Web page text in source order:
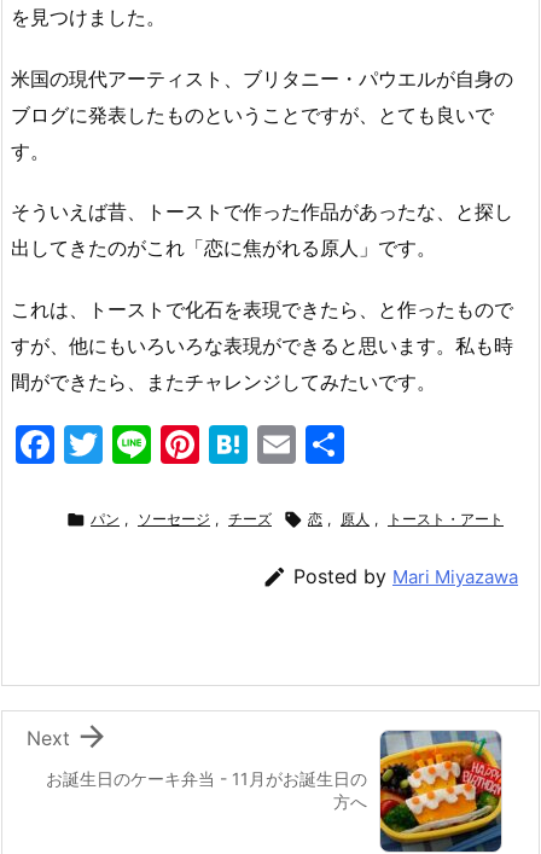
を見つけました。
米国の現代アーティスト、ブリタニー・パウエルが自身の
ブログに発表したものということですが、とても良いで
す。
そういえば昔、トーストで作った作品があったな、と探し
出してきたのがこれ「恋に焦がれる原人」です。
これは、トーストで化石を表現できたら、と作ったもので
すが、他にもいろいろな表現ができると思います。私も時
間ができたら、またチャレンジしてみたいです。
F
c
o
k
T
itt
Li
e
Pi
er
H
e
a
E
ai
l
 パン , ソーセージ , チーズ  恋 , 原人 , トースト・アート
 Posted by Mari Miyazawa
お誕生日のケーキ弁当 - 11月がお誕生日の
方へ

Next